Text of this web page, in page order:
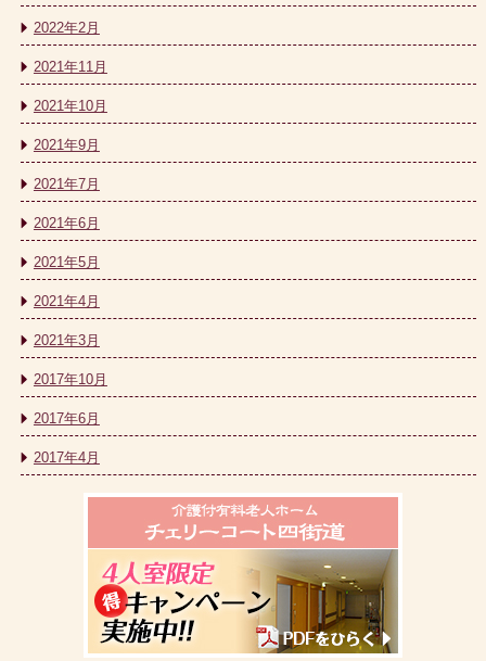
2022年2月
2021年11月
2021年10月
2021年9月
2021年7月
2021年6月
2021年5月
2021年4月
2021年3月
2017年10月
2017年6月
2017年4月